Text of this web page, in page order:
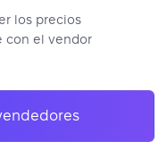
los precios
con el vendor